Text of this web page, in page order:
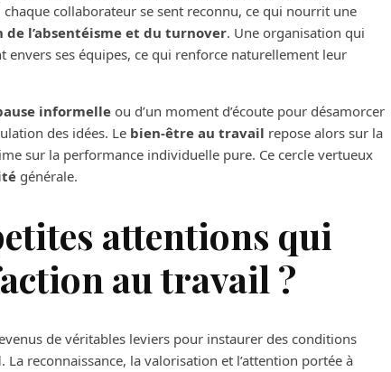
collaborateur se sent reconnu, ce qui nourrit une
de l’absentéisme et du turnover. Une organisation qui
envers ses équipes, ce qui renforce naturellement leur
informelle ou d’un moment d’écoute pour désamorcer
des idées. Le bien-être au travail repose alors sur la
sur la performance individuelle pure. Ce cercle vertueux
générale.
attentions qui
au travail ?
de véritables leviers pour instaurer des conditions
. La reconnaissance, la valorisation et l’attention portée à